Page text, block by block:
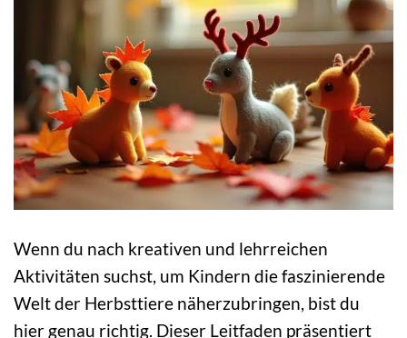
Wenn du nach kreativen und lehrreichen
Aktivitäten suchst, um Kindern die faszinierende
Welt der Herbsttiere näherzubringen, bist du
hier genau richtig. Dieser Leitfaden präsentiert